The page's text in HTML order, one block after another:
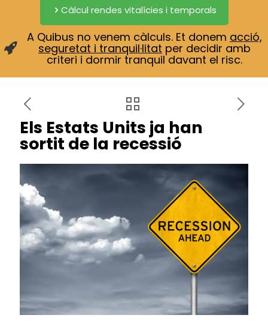
A Quibus no venem càlculs. Et donem acció,
seguretat i tranquil·litat per decidir amb
criteri i dormir tranquil davant el risc.
Càlcul rendes vitalícies i temporals
Els Estats Units ja han
sortit de la recessió